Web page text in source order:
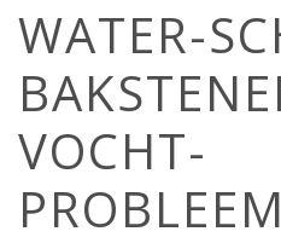
WATER-
VOCHT-